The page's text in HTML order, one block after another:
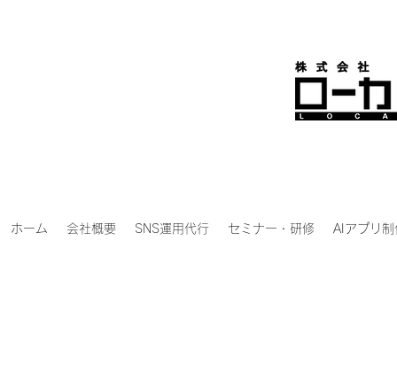
ホーム 会社概要 SNS運用代行 セミナー・研修 AIアプリ制